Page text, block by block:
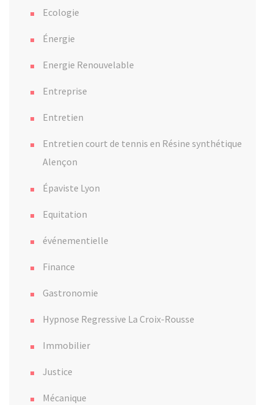
Ecologie
Énergie
Energie Renouvelable
Entreprise
Entretien
Entretien court de tennis en Résine synthétique
Alençon
Épaviste Lyon
Equitation
événementielle
Finance
Gastronomie
Hypnose Regressive La Croix-Rousse
Immobilier
Justice
Mécanique